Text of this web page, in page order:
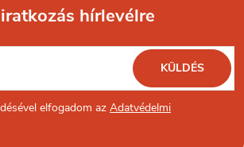
hírlevélre
elfogadom az Adatvédelmi
KÜLDÉS